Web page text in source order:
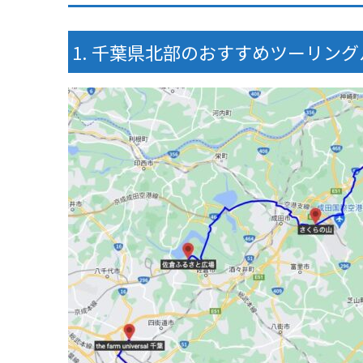
千葉県北部のおすすめツーリン